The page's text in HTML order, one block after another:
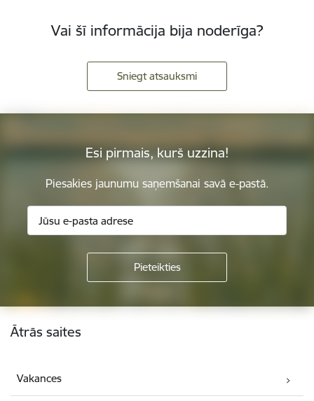
Vai šī informācija bija noderīga?
Sniegt atsauksmi
Esi pirmais, kurš uzzina!
Piesakies jaunumu saņemšanai savā e-pastā.
Kājene
Ātrās saites
Vakances